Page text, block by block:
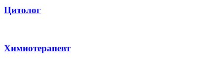
Цитолог
Химиотерапевт